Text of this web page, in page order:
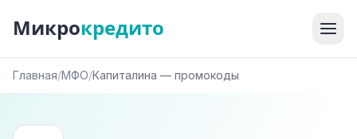
Микрокредито
Главная/МФО/Капиталина — промокоды